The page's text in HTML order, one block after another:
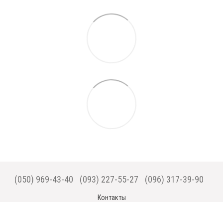
(050) 969-43-40 (093) 227-55-27 (096) 317-39-90
Контакты